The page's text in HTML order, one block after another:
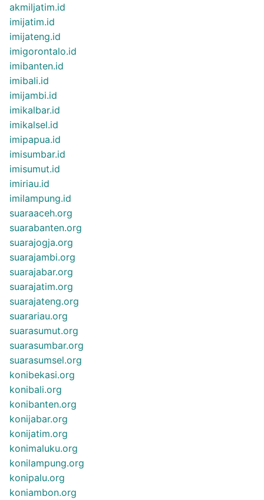
akmiljatim.id
imijatim.id
imijateng.id
imigorontalo.id
imibanten.id
imibali.id
imijambi.id
imikalbar.id
imikalsel.id
imipapua.id
imisumbar.id
imisumut.id
imiriau.id
imilampung.id
suaraaceh.org
suarabanten.org
suarajogja.org
suarajambi.org
suarajabar.org
suarajatim.org
suarajateng.org
suarariau.org
suarasumut.org
suarasumbar.org
suarasumsel.org
konibekasi.org
konibali.org
konibanten.org
konijabar.org
konijatim.org
konimaluku.org
konilampung.org
konipalu.org
koniambon.org